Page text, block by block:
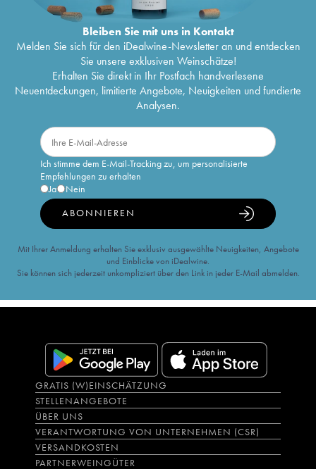
Bleiben Sie mit uns in Kontakt
Melden Sie sich für den iDealwine-Newsletter an und entdecken
Sie unsere exklusiven Weinschätze!
Erhalten Sie direkt in Ihr Postfach handverlesene
Neuentdeckungen, limitierte Angebote, Neuigkeiten und fundierte
Analysen.
Ich stimme dem E-Mail-Tracking zu, um personalisierte
Empfehlungen zu erhalten
Ja
Nein
ABONNIEREN
Mit Ihrer Anmeldung erhalten Sie exklusiv ausgewählte Neuigkeiten, Angebote
und Einblicke von iDealwine.
Sie können sich jederzeit unkompliziert über den Link in jeder E-Mail abmelden.
GRATIS (W)EINSCHÄTZUNG
STELLENANGEBOTE
ÜBER UNS
VERANTWORTUNG VON UNTERNEHMEN (CSR)
VERSANDKOSTEN
PARTNERWEINGÜTER